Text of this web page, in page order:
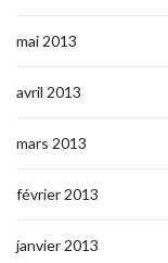
mai 2013
avril 2013
mars 2013
février 2013
janvier 2013